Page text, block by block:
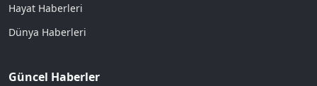
Hayat Haberleri
Dünya Haberleri
Güncel Haberler